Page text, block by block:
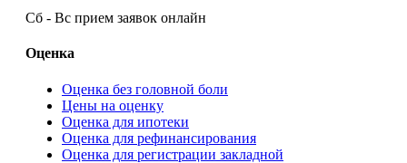
Сб - Вс прием заявок онлайн
Оценка
Оценка без головной боли
Цены на оценку
Оценка для ипотеки
Оценка для рефинансирования
Оценка для регистрации закладной